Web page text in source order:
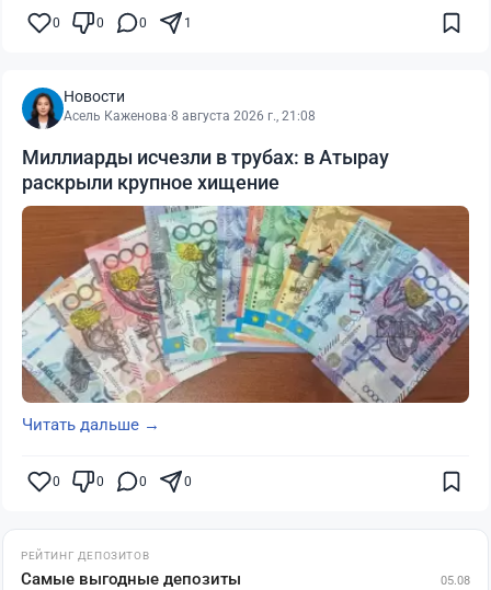
0 0 0 1
Новости
Асель Каженова·8 августа 2026 г., 21:08
Миллиарды исчезли в трубах: в Атырау
раскрыли крупное хищение
Читать дальше →
0 0 0 0
РЕЙТИНГ ДЕПОЗИТОВ
Самые выгодные депозиты 05.08